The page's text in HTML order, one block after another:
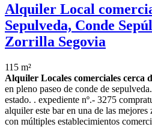
Alquiler Local
Sepulveda, Conde
Zorrilla Segovia
115 m²
Alquiler Locales comerciales cerca
en pleno paseo de conde de
estado. . expediente nº.- 3275
alquiler este bar en una de las
con múltiples establecimientos